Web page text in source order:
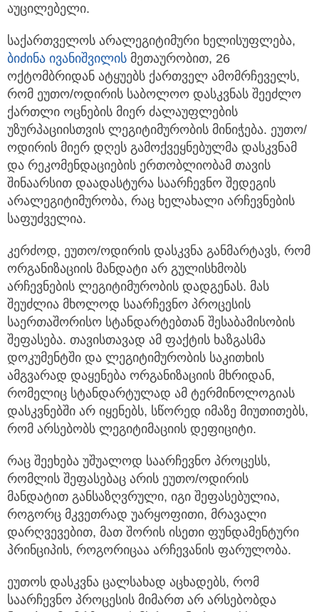
აუცილებელი.
საქართველოს არალეგიტიმური ხელისუფლება,
ბიძინა ივანიშვილის მეთაურობით, 26
ოქტომბრიდან ატყუებს ქართველ ამომრჩეველს,
რომ ეუთო/ოდირის საბოლოო დასკვნას შეეძლო
ქართლი ოცნების მიერ ძალაუფლების
უზურპაციისთვის ლეგიტიმურობის მინიჭება. ეუთო/
ოდირის მიერ დღეს გამოქვეყნებულმა დასკვნამ
და რეკომენდაციების ერთობლიობამ თავის
შინაარსით დაადასტურა საარჩევნო შედეგის
არალეგიტიმურობა, რაც ხელახალი არჩევნების
საფუძველია.
კერძოდ, ეუთო/ოდირის დასკვნა განმარტავს, რომ
ორგანიზაციის მანდატი არ გულისხმობს
არჩევნების ლეგიტიმურობის დადგენას. მას
შეუძლია მხოლოდ საარჩევნო პროცესის
საერთაშორისო სტანდარტებთან შესაბამისობის
შეფასება. თავისთავად ამ ფაქტის ხაზგასმა
დოკუმენტში და ლეგიტიმურობის საკითხის
ამგვარად დაყენება ორგანიზაციის მხრიდან,
რომელიც სტანდარტულად ამ ტერმინოლოგიას
დასკვნებში არ იყენებს, სწორედ იმაზე მიუთითებს,
რომ არსებობს ლეგიტიმაციის დეფიციტი.
რაც შეეხება უშუალოდ საარჩევნო პროცესს,
რომლის შეფასებაც არის ეუთო/ოდირის
მანდატით განსაზღვრული, იგი შეფასებულია,
როგორც მკვეთრად უარყოფითი, მრავალი
დარღვევებით, მათ შორის ისეთი ფუნდამენტური
პრინციპის, როგორიცაა არჩევანის ფარულობა.
ეუთოს დასკვნა ცალსახად აცხადებს, რომ
საარჩევნო პროცესის მიმართ არ არსებობდა